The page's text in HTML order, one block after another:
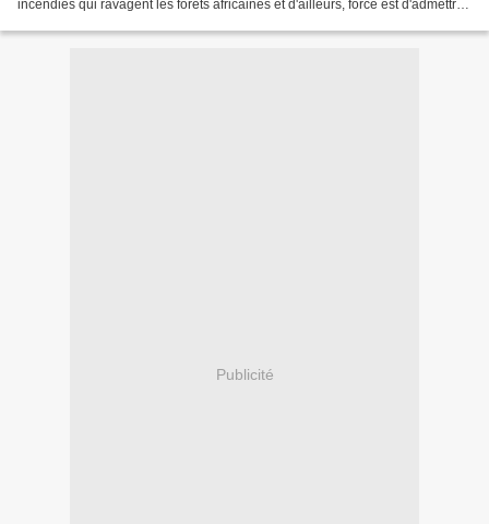
incendies qui ravagent les forêts africaines et d'ailleurs, force est d'admettre
Publicité